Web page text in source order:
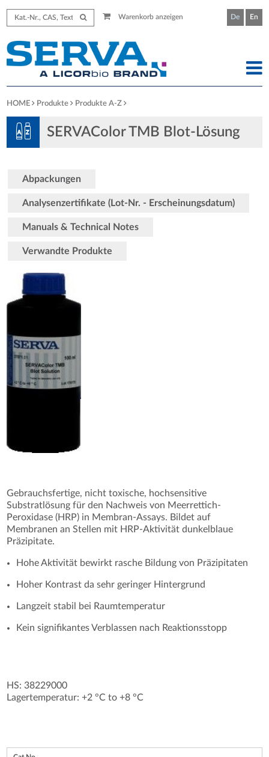
Warenkorb anzeigen De En
HOME Produkte Produkte A-Z
SERVAColor TMB Blot-Lösung
Abpackungen
Analysenzertifikate (Lot-Nr. - Erscheinungsdatum)
Manuals & Technical Notes
Verwandte Produkte
Gebrauchsfertige, nicht toxische, hochsensitive
Substratlösung für den Nachweis von Meerrettich-
Peroxidase (HRP) in Membran-Assays. Bildet auf
Membranen an Stellen mit HRP-Aktivität dunkelblaue
Präzipitate.
Hohe Aktivität bewirkt rasche Bildung von Präzipitaten
Hoher Kontrast da sehr geringer Hintergrund
Langzeit stabil bei Raumtemperatur
Kein signifikantes Verblassen nach Reaktionsstopp
HS: 38229000
Lagertemperatur: +2 °C to +8 °C